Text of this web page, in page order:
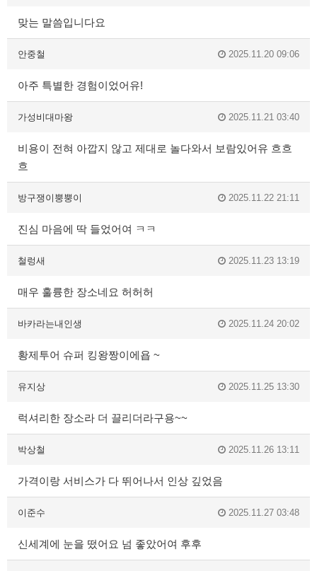
맞는 말씀입니다요
안중철 2025.11.20 09:06
아주 특별한 경험이었어유!
가성비대마왕 2025.11.21 03:40
비용이 전혀 아깝지 않고 제대로 놀다와서 보람있어유 흐흐
흐
방구쟁이뿡뿡이 2025.11.22 21:11
진심 마음에 딱 들었어여 ㅋㅋ
철렁새 2025.11.23 13:19
매우 훌륭한 장소네요 허허허
바카라는내인생 2025.11.24 20:02
황제투어 슈퍼 킹왕짱이에욥 ~
유지상 2025.11.25 13:30
럭셔리한 장소라 더 끌리더라구용~~
박상철 2025.11.26 13:11
가격이랑 서비스가 다 뛰어나서 인상 깊었음
이준수 2025.11.27 03:48
신세계에 눈을 떴어요 넘 좋았어여 후후